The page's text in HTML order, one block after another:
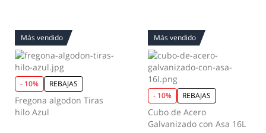
Más vendido
- 10% REBAJAS
Fregona algodon Tiras
hilo Azul
Más vendido
- 10% REBAJAS
Cubo de Acero
Galvanizado con Asa 16L